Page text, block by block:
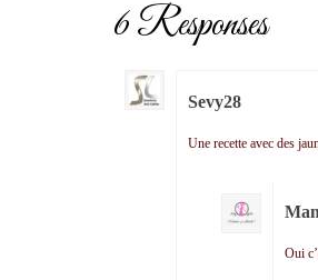
6 Responses
Sevy28
Une recette avec des
Oui